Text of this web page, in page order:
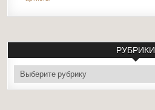
РУБРИКИ
рубрики